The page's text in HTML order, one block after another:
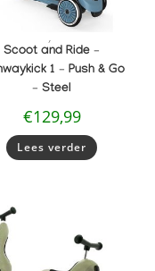
,
Scoot and Ride –
1 – Push & Go
– Steel
€129,99
Lees verder